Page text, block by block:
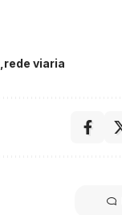
rede viaria